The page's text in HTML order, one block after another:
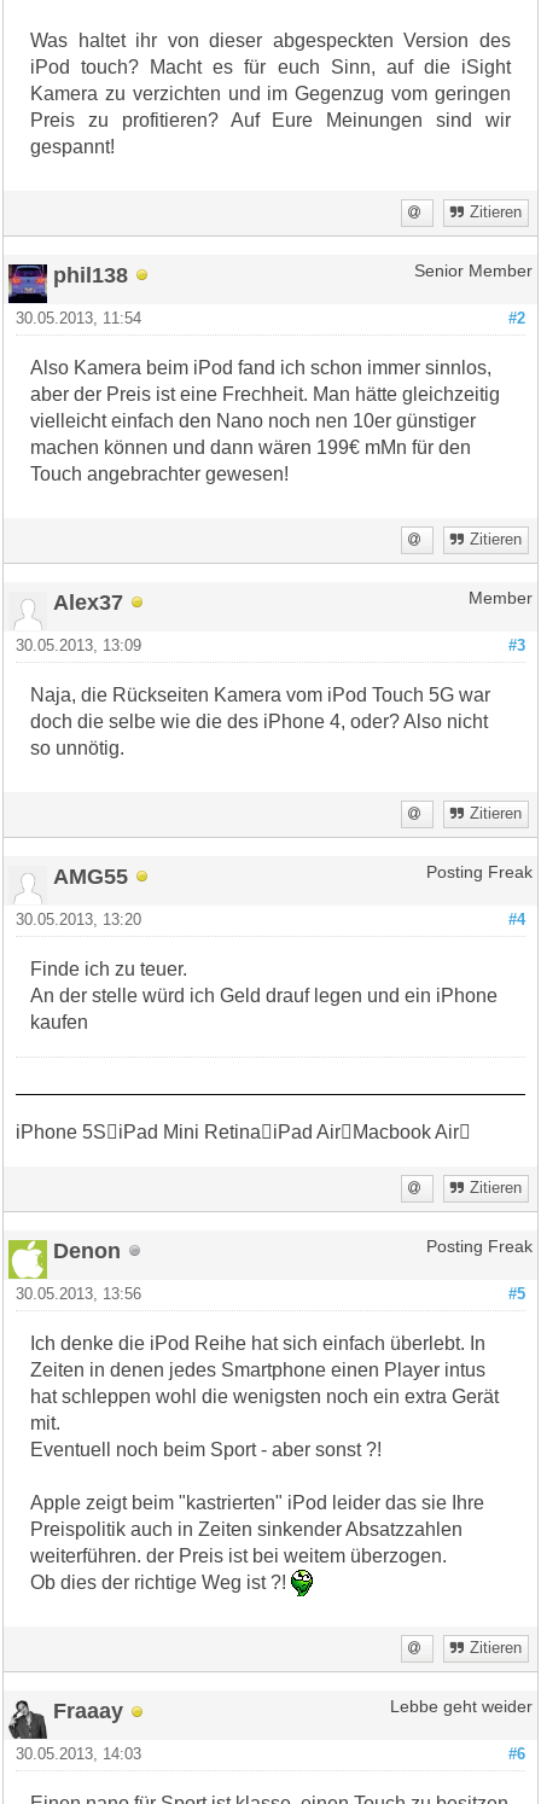
Was haltet ihr von dieser abgespeckten Version des
iPod touch? Macht es für euch Sinn, auf die iSight
Kamera zu verzichten und im Gegenzug vom geringen
Preis zu profitieren? Auf Eure Meinungen sind wir
gespannt!
Zitieren
phil138 Senior Member
#2
30.05.2013, 11:54
Also Kamera beim iPod fand ich schon immer sinnlos,
aber der Preis ist eine Frechheit. Man hätte gleichzeitig
vielleicht einfach den Nano noch nen 10er günstiger
machen können und dann wären 199€ mMn für den
Touch angebrachter gewesen!
Zitieren
Alex37 Member
#3
30.05.2013, 13:09
Naja, die Rückseiten Kamera vom iPod Touch 5G war
doch die selbe wie die des iPhone 4, oder? Also nicht
so unnötig.
Zitieren
AMG55 Posting Freak
#4
30.05.2013, 13:20
Finde ich zu teuer.
An der stelle würd ich Geld drauf legen und ein iPhone
kaufen
iPhone 5SiPad Mini RetinaiPad AirMacbook Air
Zitieren
Denon Posting Freak
#5
30.05.2013, 13:56
Ich denke die iPod Reihe hat sich einfach überlebt. In
Zeiten in denen jedes Smartphone einen Player intus
hat schleppen wohl die wenigsten noch ein extra Gerät
mit.
Eventuell noch beim Sport - aber sonst ?!
Apple zeigt beim "kastrierten" iPod leider das sie Ihre
Preispolitik auch in Zeiten sinkender Absatzzahlen
weiterführen. der Preis ist bei weitem überzogen.
Ob dies der richtige Weg ist ?!
Zitieren
Fraaay Lebbe geht weider
#6
30.05.2013, 14:03